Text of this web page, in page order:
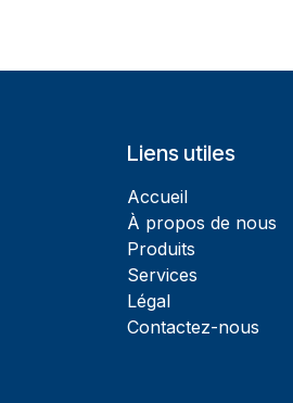
Liens utiles
Accueil
À propos de nous
Produits
Services
Légal
Contactez-nous